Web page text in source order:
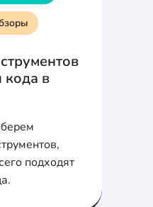
кода в
подходят